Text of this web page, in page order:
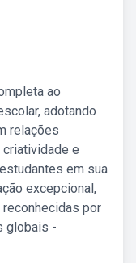
ao
adotando
relações
e
em sua
excepcional,
por
globais -